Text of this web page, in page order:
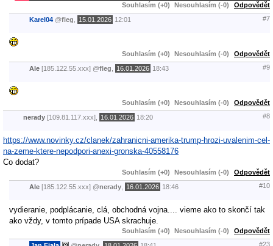
Souhlasím (+0) Nesouhlasím (-0) Odpovědět
Karel04 @fleg 15.01.2026 12:01 #7
Souhlasím (+0) Nesouhlasím (-0) Odpovědět
Ale [185.122.55.xxx] @fleg 16.01.2026 18:43 #9
Souhlasím (+0) Nesouhlasím (-0) Odpovědět
nerady [109.81.117.xxx], 16.01.2026 18:20 #8
https://www.novinky.cz/clanek/zahranicni-amerika-trump-hrozi-uvalenim-cel-
na-zeme-ktere-nepodpori-anexi-gronska-40558176
Co dodat?
Souhlasím (+0) Nesouhlasím (-0) Odpovědět
Ale [185.122.55.xxx] @nerady 16.01.2026 18:46 #10
vydieranie, podplácanie, clá, obchodná vojna.... vieme ako to skončí tak
ako vždy, v tomto prípade USA skrachuje.
Souhlasím (+0) Nesouhlasím (-0) Odpovědět
#23